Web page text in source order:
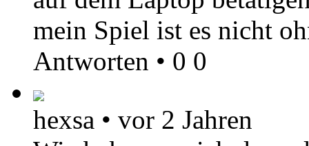
mein Spiel ist es nicht
Antworten • 0 0
hexsa • vor 2 Jahren